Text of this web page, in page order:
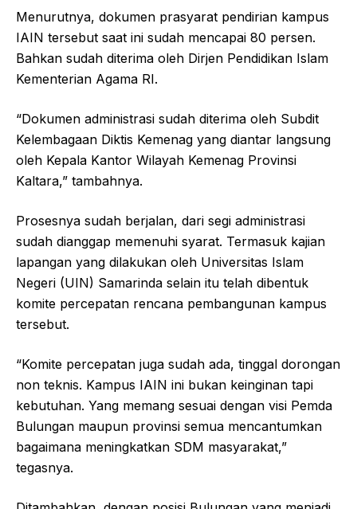
Menurutnya, dokumen prasyarat pendirian kampus
IAIN tersebut saat ini sudah mencapai 80 persen.
Bahkan sudah diterima oleh Dirjen Pendidikan Islam
Kementerian Agama RI.
“Dokumen administrasi sudah diterima oleh Subdit
Kelembagaan Diktis Kemenag yang diantar langsung
oleh Kepala Kantor Wilayah Kemenag Provinsi
Kaltara,” tambahnya.
Prosesnya sudah berjalan, dari segi administrasi
sudah dianggap memenuhi syarat. Termasuk kajian
lapangan yang dilakukan oleh Universitas Islam
Negeri (UIN) Samarinda selain itu telah dibentuk
komite percepatan rencana pembangunan kampus
tersebut.
“Komite percepatan juga sudah ada, tinggal dorongan
non teknis. Kampus IAIN ini bukan keinginan tapi
kebutuhan. Yang memang sesuai dengan visi Pemda
Bulungan maupun provinsi semua mencantumkan
bagaimana meningkatkan SDM masyarakat,”
tegasnya.